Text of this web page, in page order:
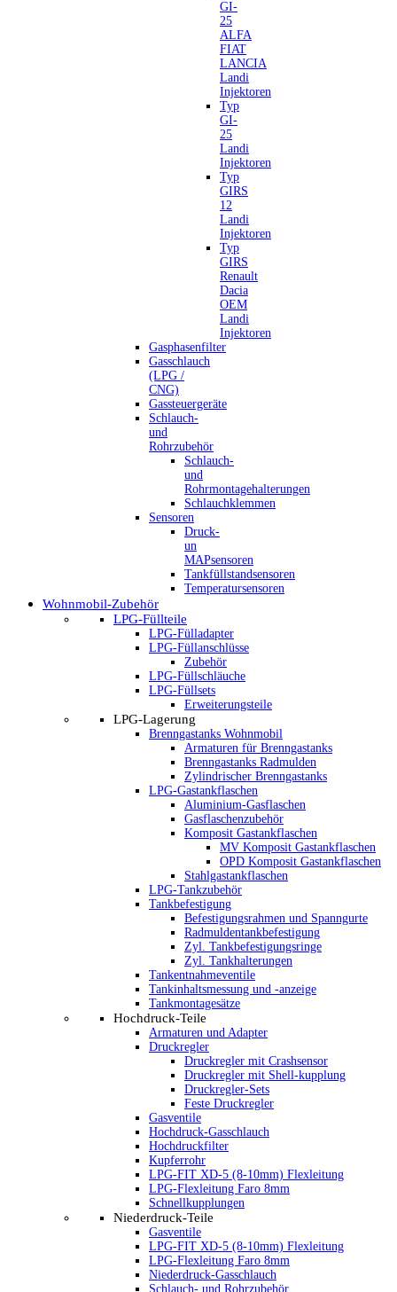
GI-
25
ALFA
FIAT
LANCIA
Landi
Injektoren
Typ
GI-
25
Landi
Injektoren
Typ
GIRS
12
Landi
Injektoren
Typ
GIRS
Renault
Dacia
OEM
Landi
Injektoren
Gasphasenfilter
Gasschlauch
(LPG /
CNG)
Gassteuergeräte
Schlauch-
und
Rohrzubehör
Schlauch-
und
Rohrmontagehalterungen
Schlauchklemmen
Sensoren
Druck-
un
MAPsensoren
Tankfüllstandsensoren
Temperatursensoren
Wohnmobil-Zubehör
LPG-Füllteile
LPG-Fülladapter
LPG-Füllanschlüsse
Zubehör
LPG-Füllschläuche
LPG-Füllsets
Erweiterungsteile
LPG-Lagerung
Brenngastanks Wohnmobil
Armaturen für Brenngastanks
Brenngastanks Radmulden
Zylindrischer Brenngastanks
LPG-Gastankflaschen
Aluminium-Gasflaschen
Gasflaschenzubehör
Komposit Gastankflaschen
MV Komposit Gastankflaschen
OPD Komposit Gastankflaschen
Stahlgastankflaschen
LPG-Tankzubehör
Tankbefestigung
Befestigungsrahmen und Spanngurte
Radmuldentankbefestigung
Zyl. Tankbefestigungsringe
Zyl. Tankhalterungen
Tankentnahmeventile
Tankinhaltsmessung und -anzeige
Tankmontagesätze
Hochdruck-Teile
Armaturen und Adapter
Druckregler
Druckregler mit Crashsensor
Druckregler mit Shell-kupplung
Druckregler-Sets
Feste Druckregler
Gasventile
Hochdruck-Gasschlauch
Hochdruckfilter
Kupferrohr
LPG-FIT XD-5 (8-10mm) Flexleitung
LPG-Flexleitung Faro 8mm
Schnellkupplungen
Niederdruck-Teile
Gasventile
LPG-FIT XD-5 (8-10mm) Flexleitung
LPG-Flexleitung Faro 8mm
Niederdruck-Gasschlauch
Schlauch- und Rohrzubehör